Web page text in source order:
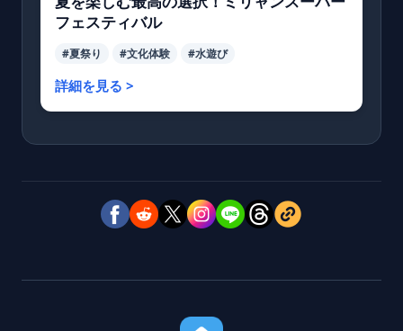
フェスティバル
#夏祭り #文化体験 #水遊び
詳細を見る >